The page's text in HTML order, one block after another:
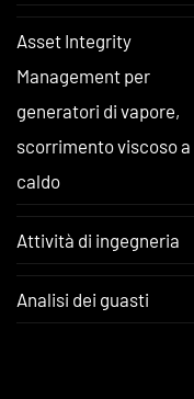
Asset Integrity
Management per
generatori di vapore,
scorrimento viscoso a
caldo
Attività di ingegneria
Analisi dei guasti